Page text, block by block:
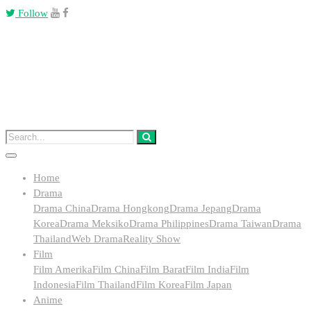
Follow
Home
Drama
Drama ChinaDrama HongkongDrama JepangDrama
KoreaDrama MeksikoDrama PhilippinesDrama TaiwanDrama
ThailandWeb DramaReality Show
Film
Film AmerikaFilm ChinaFilm BaratFilm IndiaFilm
IndonesiaFilm ThailandFilm KoreaFilm Japan
Anime